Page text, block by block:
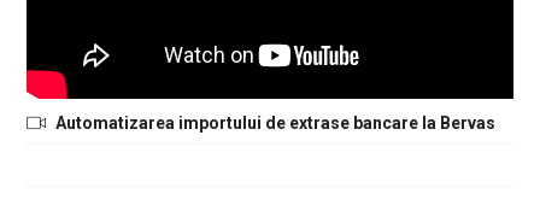
Automatizarea importului de extrase bancare la Bervas